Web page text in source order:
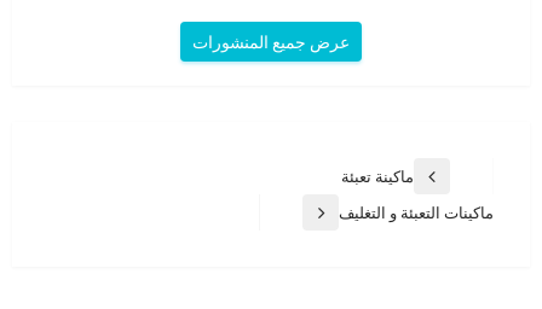
عرض جميع المنشورات
المقالات
المقالة
السابقة
ماكينة تعبئة
المقالة
ماكينات التعبئة و التغليف